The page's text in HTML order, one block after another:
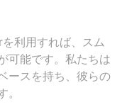
利用すれば、スム
可能です。私たちは
ースを持ち、彼らの